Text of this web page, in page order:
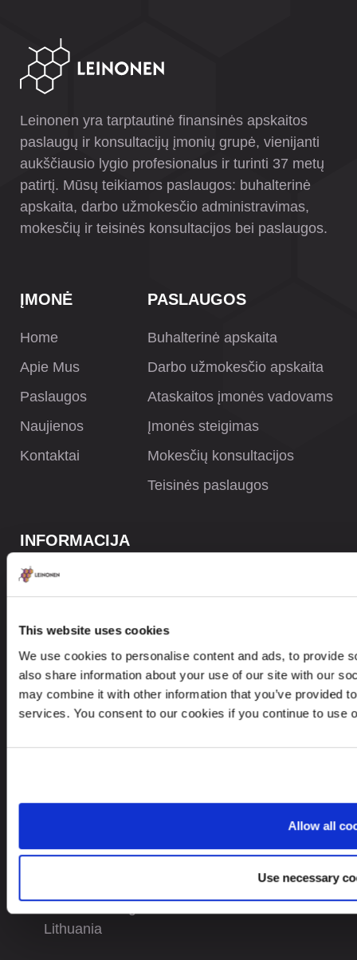
This website uses cookies
We use cookies to personalise content and ads, to provide
also share information about your use of our site with our
may combine it with other information that you’ve provided
services. You consent to our cookies if you continue to use
Allow all
Use necessary
Leinonen yra tarptautinė finansinės apskaitos
paslaugų ir konsultacijų įmonių grupė, vienijanti
aukščiausio lygio profesionalus ir turinti 37 metų
patirtį. Mūsų teikiamos paslaugos: buhalterinė
apskaita, darbo užmokesčio administravimas,
mokesčių ir teisinės konsultacijos bei paslaugos.
ĮMONĖ
Home
Apie Mus
Paslaugos
Naujienos
Kontaktai
PASLAUGOS
Buhalterinė apskaita
Darbo užmokesčio apskaita
Ataskaitos įmonės vadovams
Įmonės steigimas
Mokesčių konsultacijos
Teisinės paslaugos
INFORMACIJA
Privatumo politika
Careers
Svetainės žemėlapis
contact@leinonen.lt
dataprotection@leinonen.eu
Lithuania